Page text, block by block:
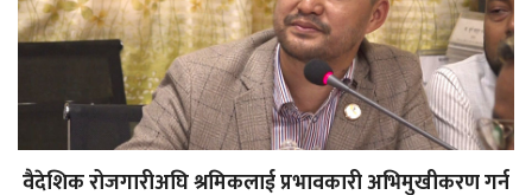
वैदेशिक रोजगारीअघि श्रमिकलाई प्रभावकारी अभिमुखीकरण गर्न